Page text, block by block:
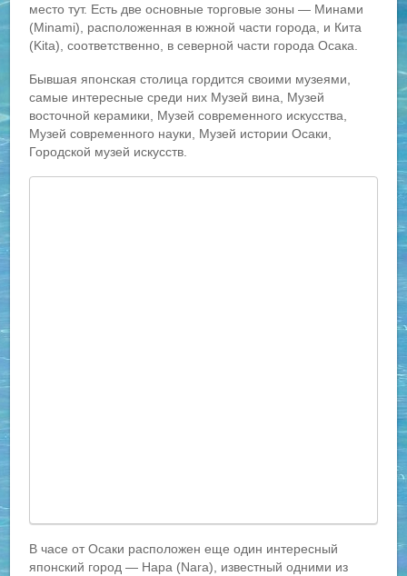
место тут. Есть две основные торговые зоны — Минами
(Minami), расположенная в южной части города, и Кита
(Kita), соответственно, в северной части города Осака.
Бывшая японская столица гордится своими музеями,
самые интересные среди них Музей вина, Музей
восточной керамики, Музей современного искусства,
Музей современного науки, Музей истории Осаки,
Городской музей искусств.
В часе от Осаки расположен еще один интересный
японский город — Нара (Nara), известный одними из